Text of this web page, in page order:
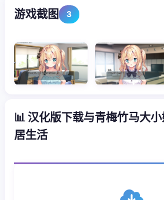
游戏截图 3
📊 汉化版下载与青梅竹马大
居生活